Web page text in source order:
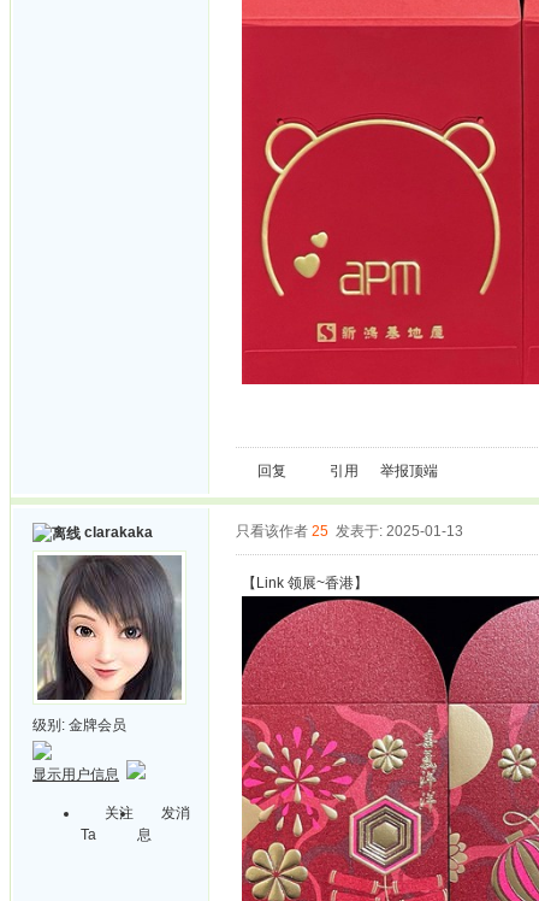
回复 引用 举报顶端
clarakaka
级别: 金牌会员
显示用户信息
关注
Ta
发消
息
只看该作者 25 发表于: 2025-01-13
【Link 领展~香港】